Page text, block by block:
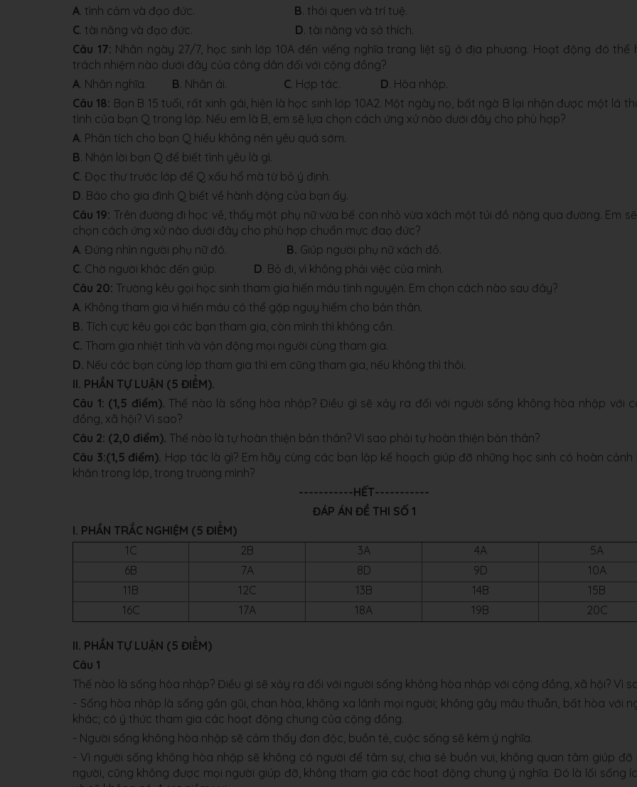
A. tình cảm và đạo đức. B. thói quen và trí tuệ.
C. tài năng và đạo đức. D. tài năng và sở thích.
Câu 17: Nhân ngày 27/7, học sinh lớp 10A đến viếng nghĩa trang liệt sỹ ở địa phương. Hoạt động đó thể
trách nhiệm nào dưới đây của công dân đối với cộng đồng?
A. Nhân nghĩa. B. Nhân ái. C. Hợp tác. D. Hòa nhập.
Câu 18: Bạn B 15 tuổi, rất xinh gái, hiện là học sinh lớp 10A2. Một ngày nọ, bất ngờ B lại nhận được một lá
tình của bạn Q trong lớp. Nếu em là B, em sẽ lựa chọn cách ứng xử nào dưới đây cho phù hợp?
A. Phân tích cho bạn Q hiểu không nên yêu quá sớm.
B. Nhận lời bạn Q để biết tình yêu là gì.
C. Đọc thư trước lớp để Q xấu hổ mà từ bỏ ý định.
D. Báo cho gia đình Q biết về hành động của bạn ấy.
Câu 19: Trên đường đi học về, thấy một phụ nữ vừa bế con nhỏ vừa xách một túi đồ nặng qua đường. Em
chọn cách ứng xử nào dưới đây cho phù hợp chuẩn mực đaọ đức?
A. Đứng nhìn người phụ nữ đó. B. Giúp người phụ nữ xách đồ.
C. Chờ người khác đến giúp. D. Bỏ đi, vì không phải việc của mình.
Câu 20: Trường kêu gọi học sinh tham gia hiến máu tình nguyện. Em chọn cách nào sau đây?
A. Không tham gia vì hiến máu có thể gặp nguy hiểm cho bản thân.
B. Tích cực kêu gọi các bạn tham gia, còn mình thì không cần.
C. Tham gia nhiệt tình và vận động mọi người cùng tham gia.
D. Nếu các bạn cùng lớp tham gia thì em cũng tham gia, nếu không thì thôi.
II. PHẦN TỰ LUẬN (5 ĐIỂM).
Câu 1: (1,5 điểm). Thế nào là sống hòa nhập? Điều gì sẽ xảy ra đối với người sống không hòa nhập với
đồng, xã hội? Vì sao?
Câu 2: (2,0 điểm). Thế nào là tự hoàn thiện bản thân? Vì sao phải tự hoàn thiện bản thân?
Câu 3:(1,5 điểm). Hợp tác là gì? Em hãy cùng các bạn lập kế hoạch giúp đỡ những học sinh có hoàn cảnh
khăn trong lớp, trong trường mình?
-----------HẾT-----------
ĐÁP ÁN ĐỀ THI SỐ 1
I. PHẦN TRẮC NGHIỆM (5 ĐIỂM)
1C
2B 3A 4A
5A
6B
7A 8D 9D
10A
11B
12C 13B 14B
15B
16C
17A 18A 19B 20C
II. PHẦN TỰ LUẬN (5 ĐIỂM)
Câu 1
Thế nào là sống hòa nhập? Điều gì sẽ xảy ra đối với người sống không hòa nhập với cộng đồng, xã hội? Vì
- Sống hòa nhập là sống gần gũi, chan hòa, không xa lánh mọi người; không gây mâu thuẫn, bất hòa với
khác; có ý thức tham gia các hoạt động chung của cộng đồng.
- Người sống không hòa nhập sẽ cảm thấy đơn độc, buồn tẻ, cuộc sống sẽ kém ý nghĩa.
- Vì người sống không hòa nhập sẽ không có người để tâm sự, chia sẻ buồn vui, không quan tâm giúp đỡ
người, cũng không được mọi người giúp đỡ, không tham gia các hoạt động chung ý nghĩa. Đó là lối sống